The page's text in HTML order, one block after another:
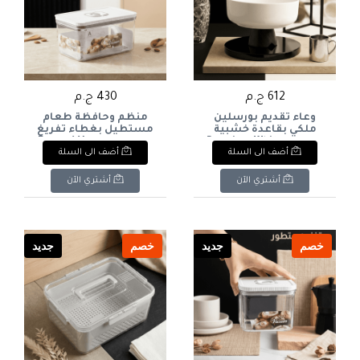
612 ج.م
وعاء تقديم بورسلين
ملكي بقاعدة خشبية
مرتفعة Premium White
Porcelain Serving Bowl
with Elevated Wooden
Stand
أضف الى السلة
أشتري الآن
430 ج.م
منظم وحافظة طعام
مستطيل بغطاء تفريغ
الهواء Vacuum (سعة 5
لتر) Large Rectangular
Vacuum Food Storage
Container - 5L Capacity
أضف الى السلة
أشتري الآن
خصم جديد خصم جديد